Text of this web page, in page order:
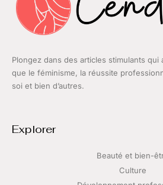
Plongez dans des articles stimulants
que le féminisme, la réussite
soi et bien d’autres.
Explorer
Beauté et bien-
Culture